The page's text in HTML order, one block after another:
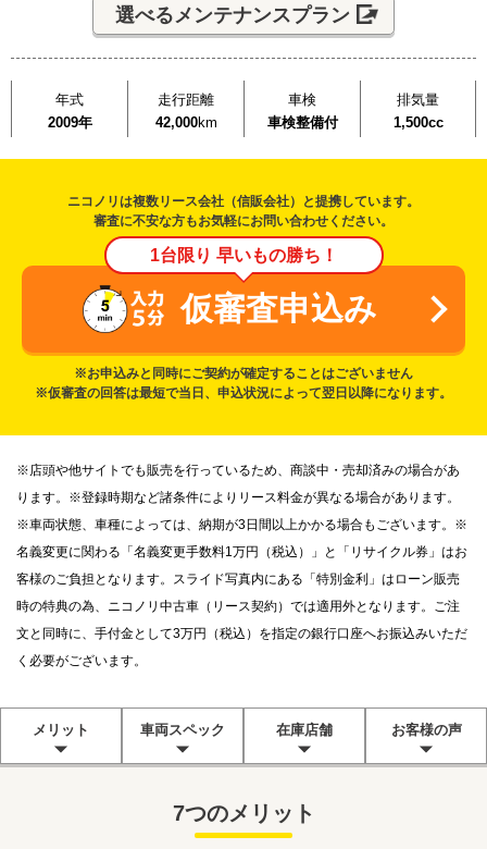
選べるメンテナンスプラン
年式
2009年
走行距離
42,000km
車検
車検整備付
排気量
1,500cc
ニコノリは複数リース会社（信販会社）と提携しています。
審査に不安な方もお気軽にお問い合わせください。
1台限り 早いもの勝ち！
仮審査申込み
※お申込みと同時にご契約が確定することはございません
※仮審査の回答は最短で当日、申込状況によって翌日以降になります。
※店頭や他サイトでも販売を行っているため、商談中・売却済みの場合があ
ります。※登録時期など諸条件によりリース料金が異なる場合があります。
※車両状態、車種によっては、納期が3日間以上かかる場合もございます。※
名義変更に関わる「名義変更手数料1万円（税込）」と「リサイクル券」はお
客様のご負担となります。スライド写真内にある「特別金利」はローン販売
時の特典の為、ニコノリ中古車（リース契約）では適用外となります。ご注
文と同時に、手付金として3万円（税込）を指定の銀行口座へお振込みいただ
く必要がございます。
メリット 車両スペック 在庫店舗 お客様の声
7つのメリット